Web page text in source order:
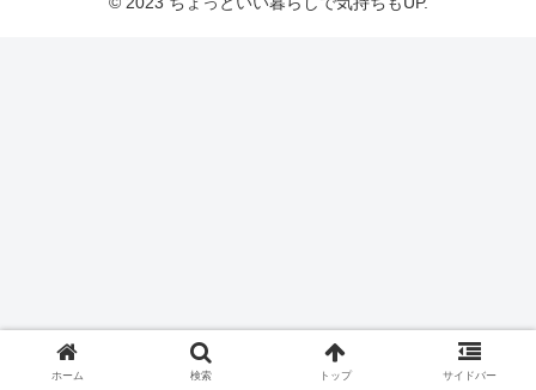
ホーム 検索 トップ サイドバー